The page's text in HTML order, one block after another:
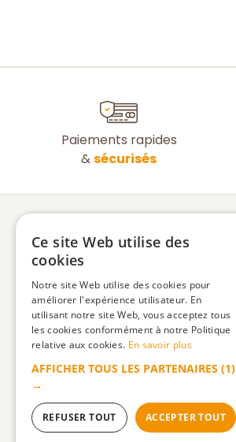
Paiements rapides
&sécurisés
Ce site Web utilise des
cookies
Notre site Web utilise des cookies pour
améliorer l'expérience utilisateur. En
utilisant notre site Web, vous acceptez tous
les cookies conformément à notre Politique
relative aux cookies. En savoir plus
AFFICHER TOUS LES PARTENAIRES (1)
→
ACCEPTER TOUT
REFUSER TOUT